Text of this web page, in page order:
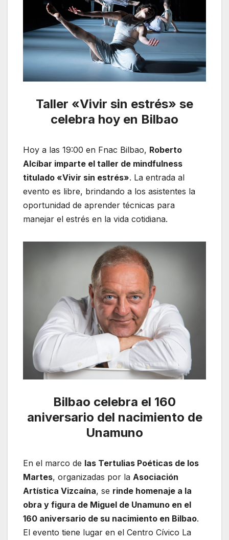
Taller «Vivir sin estrés» se
celebra hoy en Bilbao
Hoy a las 19:00 en Fnac Bilbao, Roberto
Alcíbar imparte el taller de mindfulness
titulado «Vivir sin estrés». La entrada al
evento es libre, brindando a los asistentes la
oportunidad de aprender técnicas para
manejar el estrés en la vida cotidiana.
Bilbao celebra el 160
aniversario del nacimiento de
Unamuno
En el marco de las Tertulias Poéticas de los
Martes, organizadas por la Asociación
Artística Vizcaína, se rinde homenaje a la
obra y figura de Miguel de Unamuno en el
160 aniversario de su nacimiento en Bilbao.
El evento tiene lugar en el Centro Cívico La